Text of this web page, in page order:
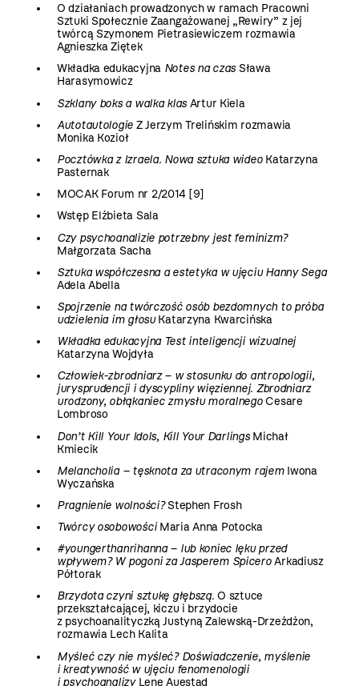
O działaniach prowadzonych w ramach Pracowni
Sztuki Społecznie Zaangażowanej „Rewiry” z jej
twórcą Szymonem Pietrasiewiczem rozmawia
Agnieszka Ziętek
Wkładka edukacyjna Notes na czasSława
Harasymowicz
Szklany boks a walka klasArtur Kiela
Autotautologie Z Jerzym Trelińskim rozmawia
Monika Kozioł
Pocztówka z Izraela. Nowa sztuka wideoKatarzyna
Pasternak
MOCAK Forum nr 2/2014 [9]
Wstęp Elżbieta Sala
Czy psychoanalizie potrzebny jest feminizm?
Małgorzata Sacha
Sztuka współczesna a estetyka w ujęciu Hanny Sega
Adela Abella
Spojrzenie na twórczość osób bezdomnych to próba
udzielenia im głosuKatarzyna Kwarcińska
Wkładka edukacyjna Test inteligencji wizualnej
Katarzyna Wojdyła
Człowiek-zbrodniarz – w stosunku do antropologii,
jurysprudencji i dyscypliny więziennej. Zbrodniarz
urodzony, obłąkaniec zmysłu moralnegoCesare
Lombroso
Don’t Kill Your Idols, Kill Your DarlingsMichał
Kmiecik
Melancholia – tęsknota za utraconym rajemIwona
Wyczańska
Pragnienie wolności?Stephen Frosh
Twórcy osobowościMaria Anna Potocka
#youngerthanrihanna – lub koniec lęku przed
wpływem? W pogoni za Jasperem SpiceroArkadiusz
Półtorak
Brzydota czyni sztukę głębszą. O sztuce
przekształcającej, kiczu i brzydocie
z psychoanalityczką Justyną Zalewską-Drzeżdżon,
rozmawia Lech Kalita
Myśleć czy nie myśleć? Doświadczenie, myślenie
i kreatywność w ujęciu fenomenologii
i psychoanalizyLene Auestad